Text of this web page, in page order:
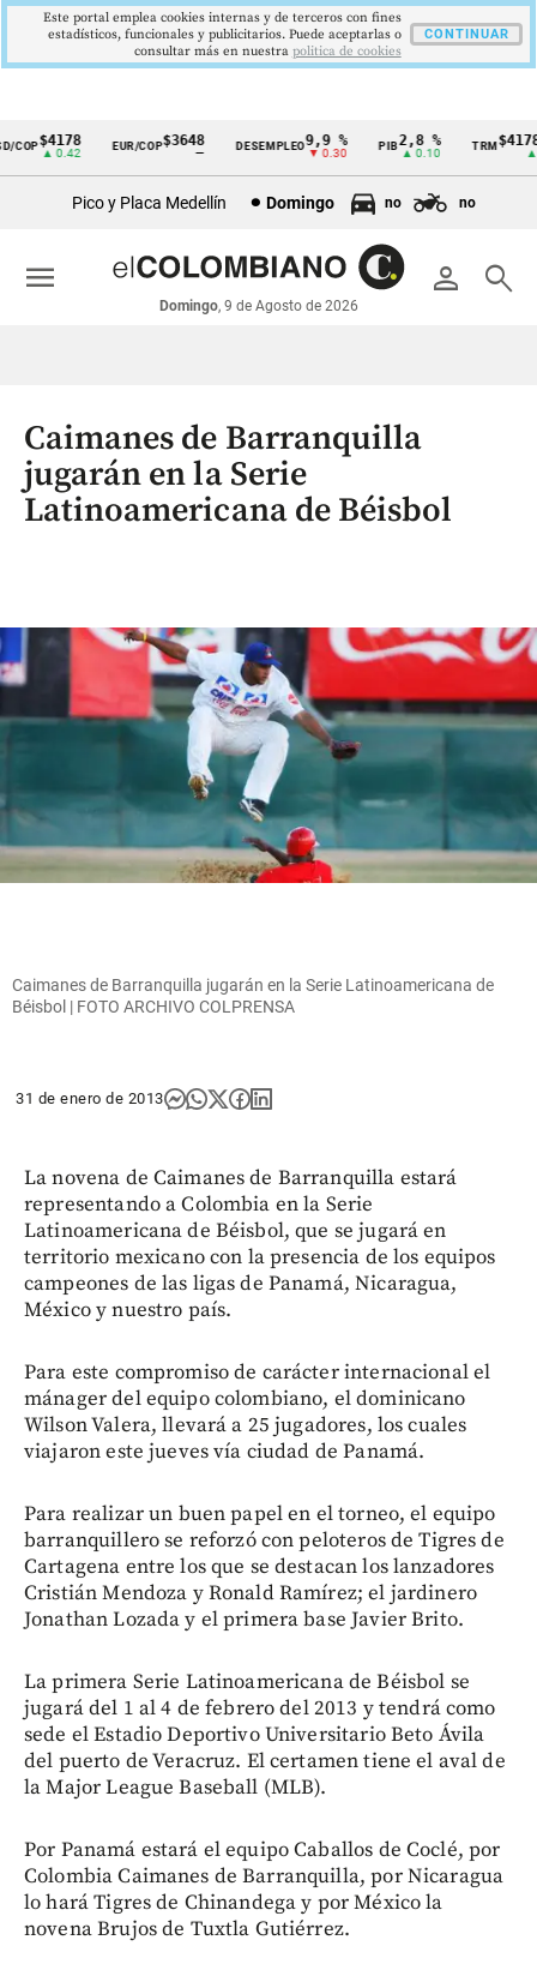
Cintillo
económicos
Colombia
$4178
▲ 0.42
EUR/COP$3648 DESEMPLEO 9,9 %
▼ 0.30
PIB2,8 %
▲ 0.10
TRM
▲
Pico y Placa Medellín Domingo no no
person search
Domingo, 9 de Agosto de 2026
menu
Caimanes de Barranquilla
jugarán en la Serie
Latinoamericana de Béisbol
Caimanes de Barranquilla jugarán en la Serie Latinoamericana de
Béisbol | FOTO ARCHIVO COLPRENSA
31 de enero de 2013
La novena de Caimanes de Barranquilla estará
representando a Colombia en la Serie
Latinoamericana de Béisbol, que se jugará en
territorio mexicano con la presencia de los equipos
campeones de las ligas de Panamá, Nicaragua,
México y nuestro país.
Para este compromiso de carácter internacional el
mánager del equipo colombiano, el dominicano
Wilson Valera, llevará a 25 jugadores, los cuales
viajaron este jueves vía ciudad de Panamá.
Para realizar un buen papel en el torneo, el equipo
barranquillero se reforzó con peloteros de Tigres de
Cartagena entre los que se destacan los lanzadores
Cristián Mendoza y Ronald Ramírez; el jardinero
Jonathan Lozada y el primera base Javier Brito.
La primera Serie Latinoamericana de Béisbol se
jugará del 1 al 4 de febrero del 2013 y tendrá como
sede el Estadio Deportivo Universitario Beto Ávila
del puerto de Veracruz. El certamen tiene el aval de
la Major League Baseball (MLB).
Por Panamá estará el equipo Caballos de Coclé, por
Colombia Caimanes de Barranquilla, por Nicaragua
lo hará Tigres de Chinandega y por México la
novena Brujos de Tuxtla Gutiérrez.
Este portal emplea cookies internas y de terceros con fines
estadísticos, funcionales y publicitarios. Puede aceptarlas o
consultar más en nuestra politica de cookies
CONTINUAR